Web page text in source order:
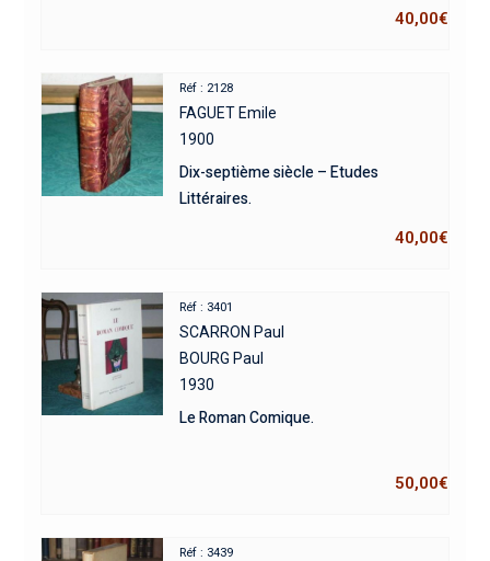
40,00€
Réf : 2128
FAGUET Emile
1900
Dix-septième siècle – Etudes
Littéraires.
40,00€
Réf : 3401
SCARRON Paul
BOURG Paul
1930
Le Roman Comique.
50,00€
Réf : 3439